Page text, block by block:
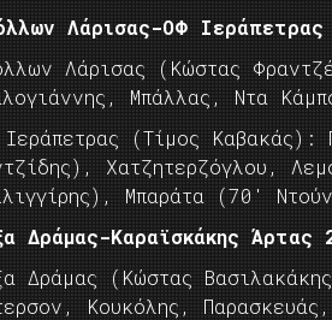
Λάρισας-ΟΦ
Λάρισας (Κώστας
Μπάλλας, Ντα
(Τίμος Καβακάς):
Χατζητερζόγλου,
Μπαράτα (70′
Δράμας-Καραϊσκάκης Άρτας
Δράμας (Κώστας
Κουκόλης,